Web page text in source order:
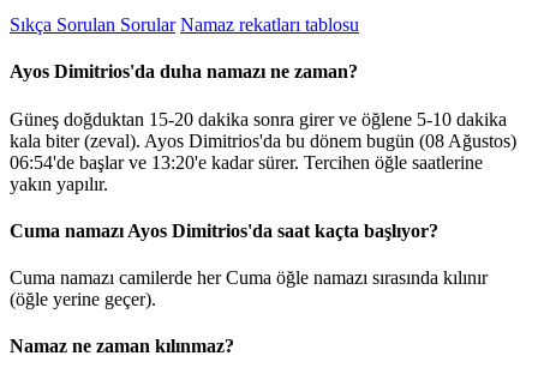
Sıkça Sorulan Sorular Namaz rekatları tablosu
Ayos Dimitrios'da duha namazı ne zaman?
Güneş doğduktan 15-20 dakika sonra girer ve öğlene 5-10 dakika
kala biter (zeval). Ayos Dimitrios'da bu dönem bugün (08 Ağustos)
06:54'de başlar ve 13:20'e kadar sürer. Tercihen öğle saatlerine
yakın yapılır.
Cuma namazı Ayos Dimitrios'da saat kaçta başlıyor?
Cuma namazı camilerde her Cuma öğle namazı sırasında kılınır
(öğle yerine geçer).
Namaz ne zaman kılınmaz?